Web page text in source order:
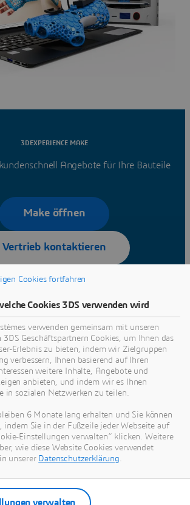
3DEXPERIENCE MAKE
Angebote für Ihre Bauteile
Make öffnen
Vertrieb kontaktieren
Auftragsfertigung
bietet die Auftragsfertigung
einen geeigneten On-
Cookies fortfahren
Cookies 3DS verwenden wird
verwenden gemeinsam mit unseren
Geschäftspartnern Cookies, um Ihnen das
Erlebnis zu bieten, indem wir Zielgruppen
verbessern, Ihnen basierend auf Ihren
weitere Inhalte, Angebote und
anbieten, und indem wir es Ihnen
in sozialen Netzwerken zu teilen.
6 Monate lang erhalten und Sie können
indem Sie in der Fußzeile jeder Webseite auf
Einstellungen verwalten“ klicken. Weitere
wie diese Website Cookies verwendet
unserer Datenschutzerklärung.
verwalten